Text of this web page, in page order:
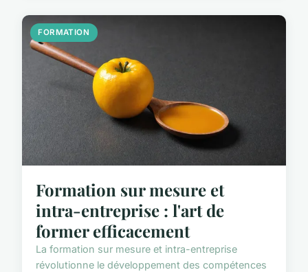
FORMATION
Formation sur mesure et
intra-entreprise : l'art de
former efficacement
La formation sur mesure et intra-entreprise
révolutionne le développement des compétences